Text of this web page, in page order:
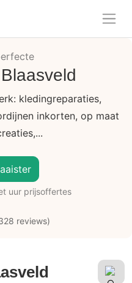
kledingreparaties,
inkorten, op maat
uur prijsoffertes
reviews)